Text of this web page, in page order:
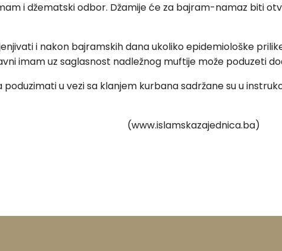
i džematski odbor. Džamije će za bajram-namaz biti
i nakon bajramskih dana ukoliko epidemiološke
imam uz saglasnost nadležnog muftije može poduzeti
u vezi sa klanjem kurbana sadržane su u
(www.islamskazajednica.ba)